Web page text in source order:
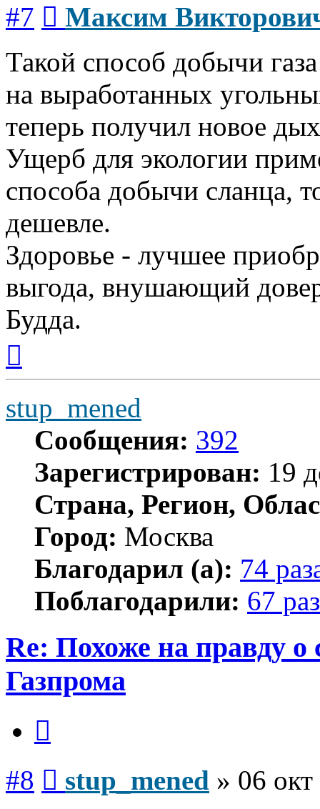
#7
Максим
Такой способ добычи
на выработанных
теперь получил новое
Ущерб для экологии
способа добычи сланца,
дешевле.
Здоровье - лучшее
выгода, внушающий
Будда.
началу
stup_mened
Сообщения: 392
Зарегистрирован: 19
Страна, Регион,
Город: Москва
Благодарил (а): 74
Поблагодарили: 67 раз
Re: Похоже на правду о
Газпрома
#8 stup_mened » 06